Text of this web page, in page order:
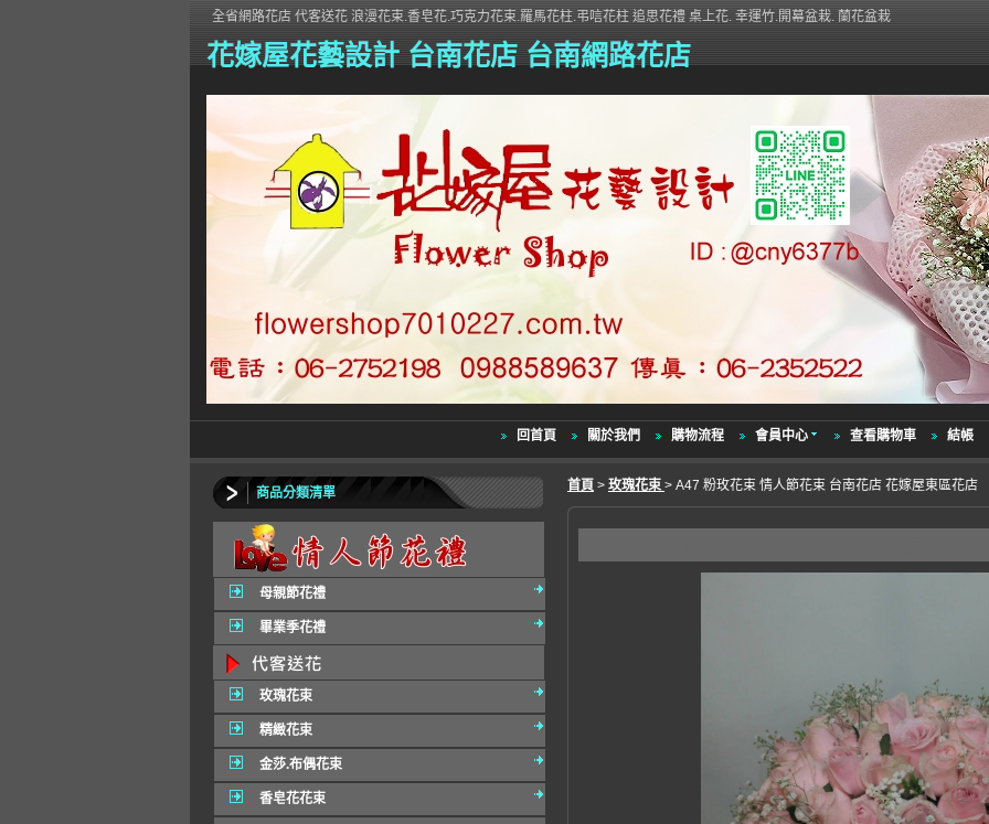
花嫁屋花藝設計 台南花店 台南網路花店
全省網路花店 代客送花 浪漫花束.香皂花.巧克力花束.羅馬花柱.弔唁花柱 追思花禮 桌上花. 幸運竹.開幕盆栽. 蘭花盆栽
回首頁 關於我們 購物流程 會員中心 查看購物車 結帳
商品分類清單
母親節花禮
畢業季花禮
玫瑰花束
精緻花束
金莎.布偶花束
香皂花花束
首頁 > 玫瑰花束 > A47 粉玫花束 情人節花束 台南花店 花嫁屋東區花店